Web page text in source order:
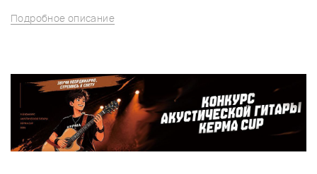
Подробное описание